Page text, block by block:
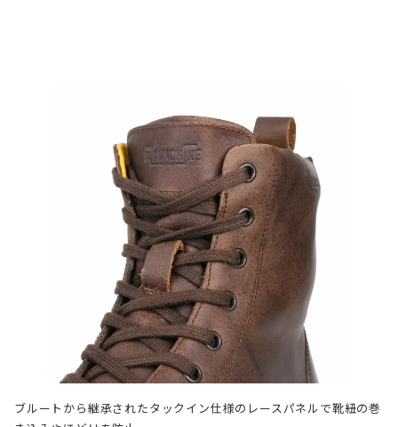
ブルートから継承されたタックイン仕様のレースパネルで靴紐の巻